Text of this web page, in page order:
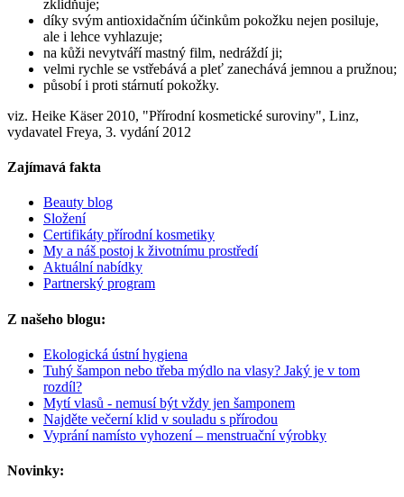
zklidňuje;
díky svým antioxidačním účinkům pokožku nejen posiluje,
ale i lehce vyhlazuje;
na kůži nevytváří mastný film, nedráždí ji;
velmi rychle se vstřebává a pleť zanechává jemnou a pružnou;
působí i proti stárnutí pokožky.
viz. Heike Käser 2010, "Přírodní kosmetické suroviny", Linz,
vydavatel Freya, 3. vydání 2012
Zajímavá fakta
Beauty blog
Složení
Certifikáty přírodní kosmetiky
My a náš postoj k životnímu prostředí
Aktuální nabídky
Partnerský program
Z našeho blogu:
Ekologická ústní hygiena
Tuhý šampon nebo třeba mýdlo na vlasy? Jaký je v tom
rozdíl?
Mytí vlasů - nemusí být vždy jen šamponem
Najděte večerní klid v souladu s přírodou
Vyprání namísto vyhození – menstruační výrobky
Novinky: